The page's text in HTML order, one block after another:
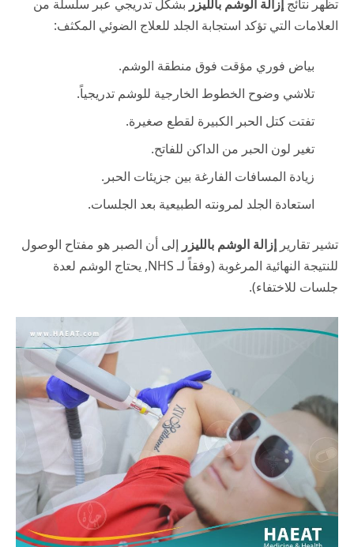
تظهر نتائج إزالة الوشم بالليزر بشكل تدريجي عبر سلسلة من
العلامات التي تؤكد استجابة الجلد للعلاج الضوئي المكثف:
بياض فوري مؤقت فوق منطقة الوشم.
تلاشي وضوح الخطوط الخارجية للوشم تدريجياً.
تفتت كتل الحبر الكبيرة لقطع صغيرة.
تغير لون الحبر من الداكن للفاتح.
زيادة المسافات الفارغة بين جزيئات الحبر.
استعادة الجلد لمرونته الطبيعية بعد الجلسات.
تشير تقارير إزالة الوشم بالليزر إلى أن الصبر هو مفتاح الوصول
للنتيجة النهائية المرغوبة (وفقاً لـNHS, يحتاج الوشم لعدة
جلسات للاختفاء).